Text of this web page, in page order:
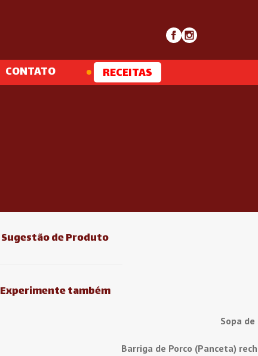
CONTATO RECEITAS
Sugestão de Produto
Experimente também
Sopa
Barriga de Porco (Panceta)